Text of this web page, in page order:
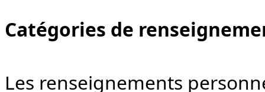
Catégories de
Les renseignements